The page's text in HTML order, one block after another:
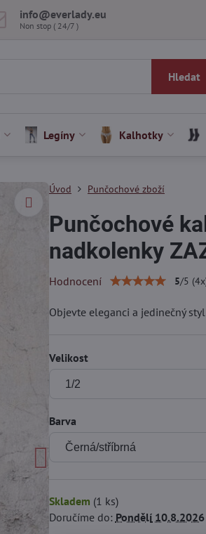
info​@everlady​.eu
Non stop ( 24/7 )
Hledat
Legíny Kalhotky
Úvod Punčochové zboží
Punčochové
nadkolenky
Hodnocení 5/5 (4
Objevte eleganci a jedinečný
Velikost
Barva
Skladem (1 ks)
Doručíme do: Pondělí10.8.2026